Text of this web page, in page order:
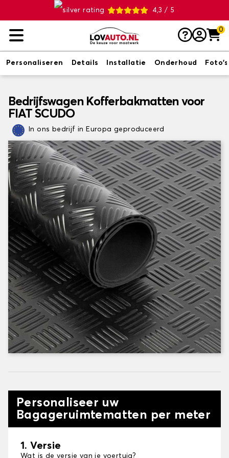
4,3 / 5
0
Personaliseren Details Installatie Onderhoud Foto's
Bedrijfswagen Kofferbakmatten voor
FIAT SCUDO
In ons bedrijf in Europa geproduceerd
Personaliseer uw
Bagageruimtematten per meter
1. Versie
Wat is de versie van je voertuig?